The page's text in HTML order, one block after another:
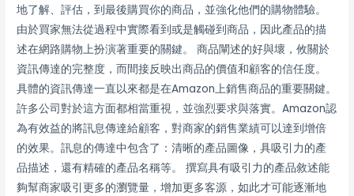
地了解、評估，到最後購買你的商品，並強化他們的購物體驗。
由於買家無法從過程中實際看到或是觸碰到商品，因此產品的描
述在網路購物上扮演著重要的關鍵。 商品闡述的好與壞，攸關於
資訊傳達的完整度，而間接反映出商品的價值和顧客的信任度。
具體的資訊傳達一直以來都是在Amazon上銷售商品的重要關鍵。
許多公司對於這方面都相當重視，並強烈要求與落實。Amazon認
為有效益的將訊息傳達給顧客，對商家的銷售業績可以達到增倍
的效果。訊息的傳達中包含了：清晰的產品圖像，具吸引力的產
品描述，還有精確的產品名稱等。 撰寫具有吸引力的產品敘述能
夠幫商家吸引更多的瀏覽量，增加更多客源，如此才可能逐漸地